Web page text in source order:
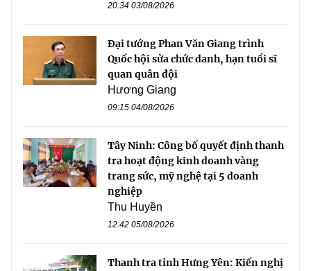
20:34 03/08/2026
Đại tướng Phan Văn Giang trình
Quốc hội sửa chức danh, hạn tuổi sĩ
quan quân đội
Hương Giang
09:15 04/08/2026
Tây Ninh: Công bố quyết định thanh
tra hoạt động kinh doanh vàng
trang sức, mỹ nghệ tại 5 doanh
nghiệp
Thu Huyền
12:42 05/08/2026
Thanh tra tỉnh Hưng Yên: Kiến nghị